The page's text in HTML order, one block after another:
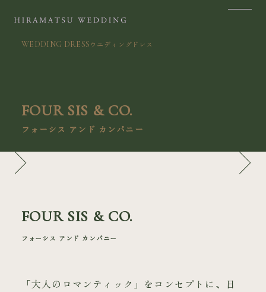
WEDDING DRESS ウエディングドレス
FOUR SIS & CO.
フォーシス アンド カンパニー
FOUR SIS & CO.
フォーシス アンド カンパニー
「大人のロマンティック」をコンセプトに、日
PLACES
ITEM
CONTACT
会社概要
KYOTO